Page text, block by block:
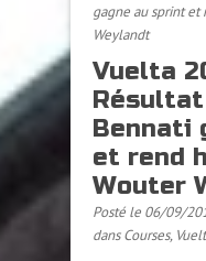
gagne au sprint et
Weylandt
Vuelta
Bennati
et rend
Wouter
Posté le 06/09/
dansCourses,